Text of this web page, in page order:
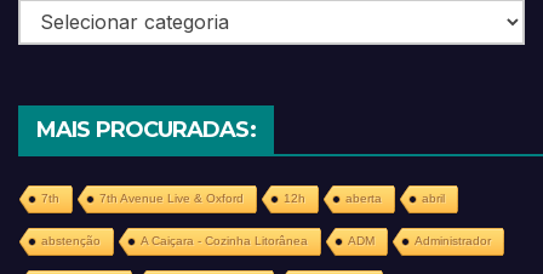
Categorias
MAIS PROCURADAS:
7th 7th Avenue Live & Oxford 12h aberta abril
abstenção A Caiçara - Cozinha Litorânea ADM Administrador